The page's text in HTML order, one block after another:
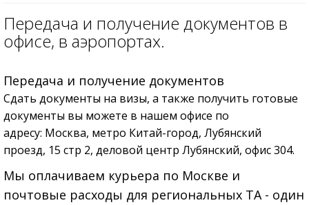
Передача и получение документов в
офисе, в аэропортах.
Передача и получение документов
Сдать документы на визы, а также получить готовые
документы вы можете в нашем офисе по
адресу: Москва, метро Китай-город, Лубянский
проезд, 15 стр 2, деловой центр Лубянский, офис 304.
Мы оплачиваем курьера по Москве и
почтовые расходы для региональных ТА - один